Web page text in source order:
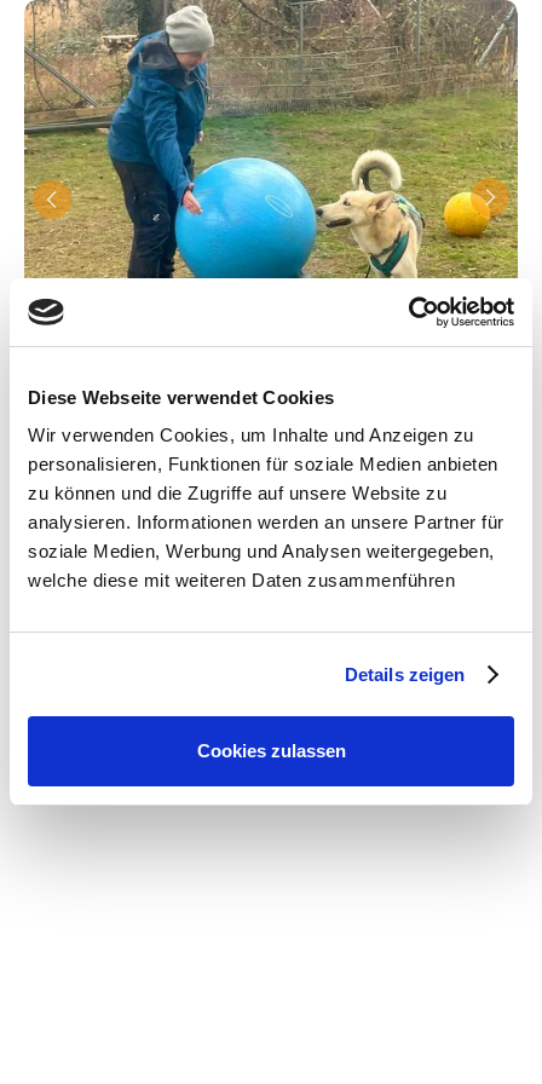
Diese Webseite verwendet Cookies
Wir verwenden Cookies, um Inhalte und Anzeigen zu
personalisieren, Funktionen für soziale Medien anbieten
zu können und die Zugriffe auf unsere Website zu
analysieren. Informationen werden an unsere Partner für
soziale Medien, Werbung und Analysen weitergegeben,
welche diese mit weiteren Daten zusammenführen
Details zeigen
Cookies zulassen
Malu war ständig unausgelastet und ich überfordert. Dann
haben wir Treibball entdeckt. Malu liebt Treibball.
Besonders toll finde ich, dass wir den Sport auch Zuhause
ausüben können und dass es unser Teamwork gestärkt